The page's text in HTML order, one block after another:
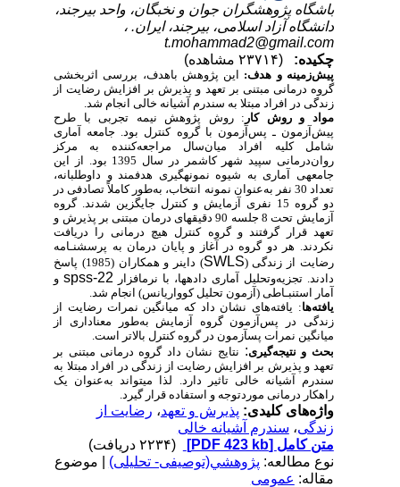
باشگاه پژوهشگران جوان و نخبگان، واحد بیرجند،
دانشگاه آزاد اسلامی، بیرجند، ایران. ،
t.mohammad2@gmail.com
چکیده:
پیش‌زمینه و هدف:این پژوهش باهدف، بررسیاثربخشی
گروه درمانی مبتنی بر تعهد و پذیرش بر افزایش رضایت از
زندگی در افراد مبتلا به سندرم آشیانه خالی انجام شد.
مواد و روش‌ کار: روش پژوهش نیمه تجربی با طرح
پیش‌آزمون ـ پس‌آزمون با گروه کنترل بود. جامعه آماری
شامل کلیه افراد میان‌سال مراجعه‌کننده به مرکز
روان‌درمانی سپید شهر کاشمر در سال 1395 بود. از این
جامعه­ی آماری به شیوه نمونه­گیری هدفمند و داوطلبانه،
تعداد 30 نفر به‌عنوان نمونه انتخاب، به‌طور کاملاً تصادفی در
دو گروه 15 نفری آزمایش و کنترل جایگزین شدند. گروه
آزمایش تحت 8 جلسه 90 دقیقه­ای درمان مبتنی بر پذیرش و
تعهد قرار گرفتند و گروه کنترل هیچ درمانی را دریافت
نکردند. هر دو گروه در آغاز و پایان درمان به پرسشنـامه
رضایت از زندگی ( SWLS
) داینر و همکاران (1985) پاسخ
دادند. تجزیه‌و‌تحلیل آماری داده­ها، با نرم­افزارspss-22و
آمار استنبـاطی (آزمون تحلیل کوواریانس) انجام شد.
یافته‌ها: یافته‌های نشان داد که میانگین نمرات رضایت از
زندگی در پس‌آزمون گروه آزمایش به‌طور معناداری از
میانگین نمرات پس­آزمون در گروه کنترل بالاتر است.
بحث و نتیجه‌گیری :نتایج نشان داد گروه درمانی مبتنی بر
تعهد و پذیرش بر افزایش رضایت از زندگی در افراد مبتلا به
سندرم آشیانه خالی تاثیر دارد. لذا می­تواند به‌عنوان یک
راهکار درمانی موردتوجه و استفاده قرار گیرد.
واژه‌های کلیدی:پذیرش و تعهد،رضایت از
زندگی،سندرم آشیانه خالی
متن کامل[PDF 423 kb]
نوع مطالعه:پژوهشي(توصیفی- تحلیلی) | موضوع
مقاله:عمومى